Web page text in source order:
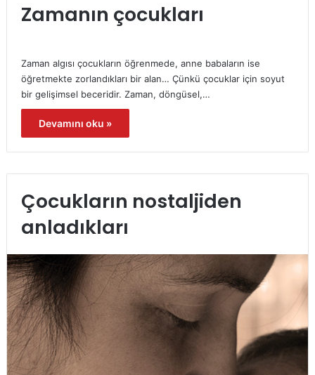
Zamanın çocukları
Zaman algısı çocukların öğrenmede, anne babaların ise
öğretmekte zorlandıkları bir alan… Çünkü çocuklar için soyut
bir gelişimsel beceridir. Zaman, döngüsel,…
Devamını oku »
Çocukların nostaljiden
anladıkları